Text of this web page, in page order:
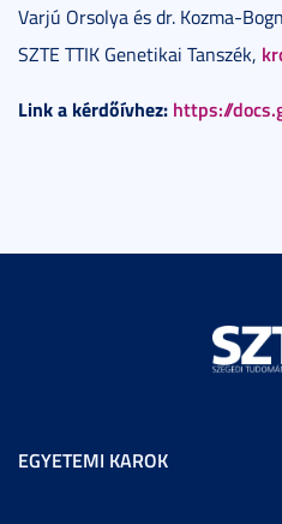
Varjú Orsolya és dr. Kozma-
SZTE TTIK Genetikai Tanszék,
Link a kérdőívhez: https://
EGYETEMI KAROK